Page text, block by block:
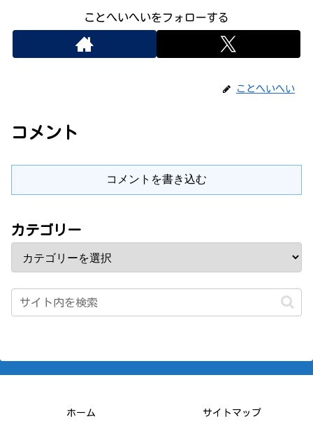
ことへいへいをフォローする
ことへいへい
コメント
コメントを書き込む
カテゴリー
ホーム サイトマップ